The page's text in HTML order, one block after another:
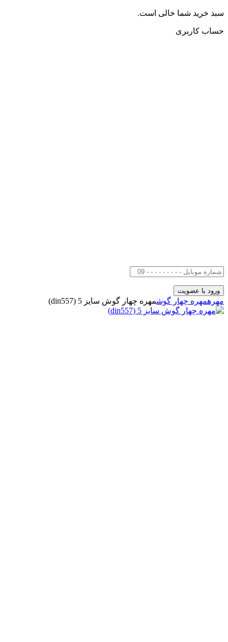
سبد خرید شما خالی است.
حساب کاربری
مهرهمهره چهار گوشمهره چهار گوش سایز 5 (din557)